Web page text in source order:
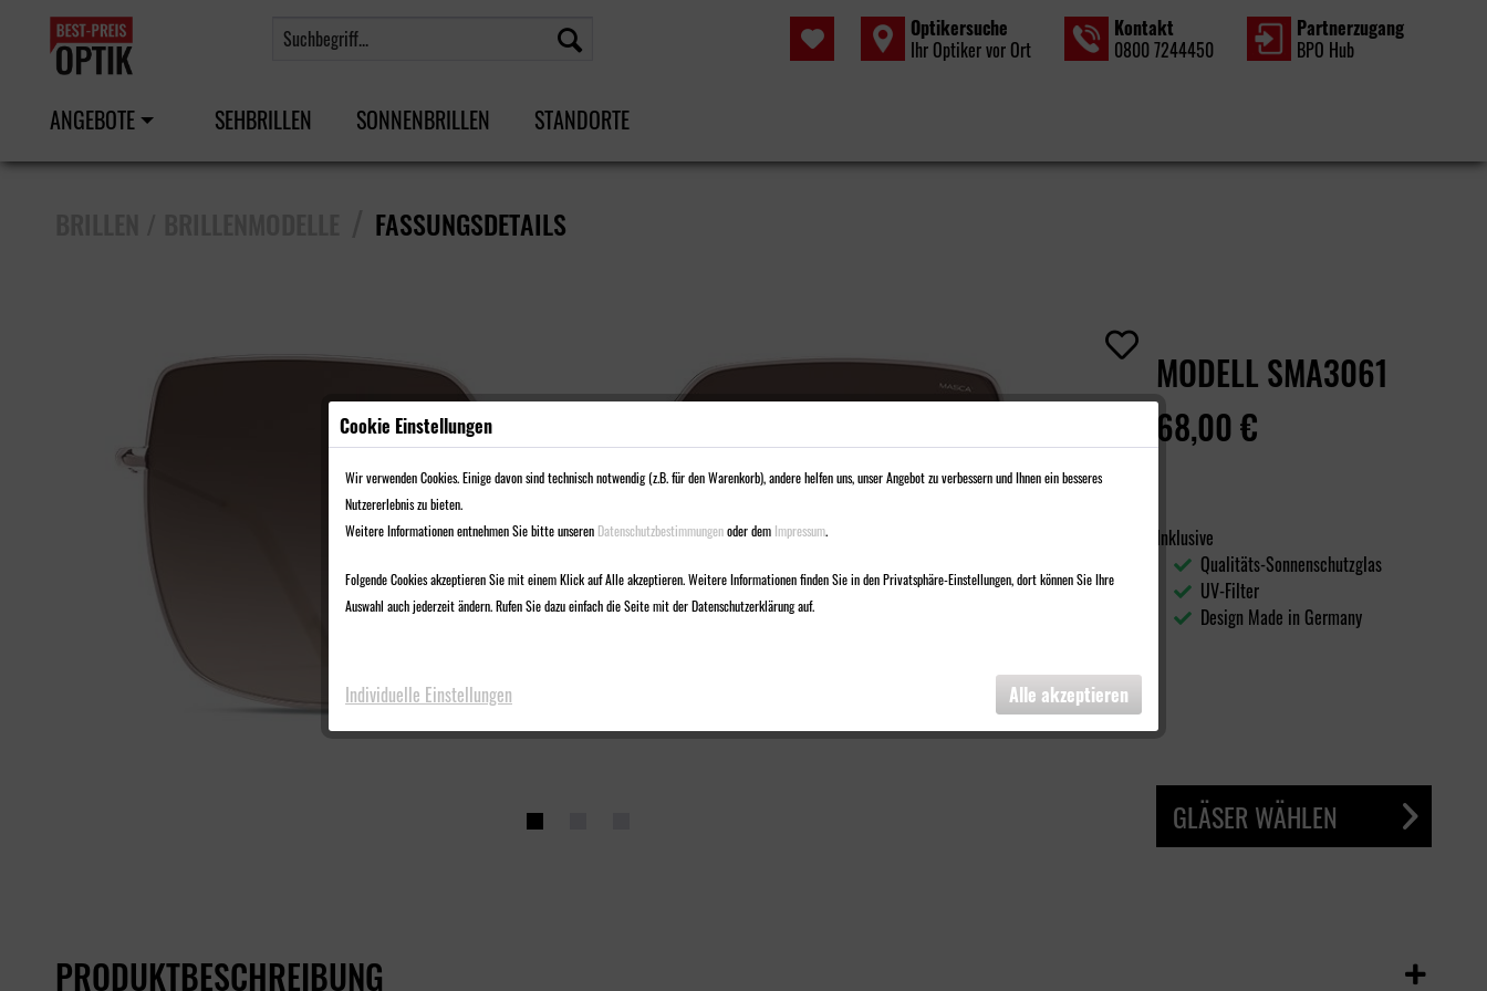
Optikersuche
Ihr Optiker vor Ort
Kontakt
0800 7244450
Partner­zugang
BPO Hub
ANGEBOTE SEHBRILLEN SONNENBRILLEN STANDORTE
FASSUNGSDETAILS
MODELL SMA3061
68,00 €
Inklusive
Qualitäts-Sonnenschutzglas
UV-Filter
Design Made in Germany
GLÄSER WÄHLEN
PRODUKTBESCHREIBUNG
Cookie Einstellungen
Wir verwenden Cookies. Einige davon sind technisch notwendig (z.B. für den Warenkorb), andere helfen uns, unser Angebot zu verbessern und Ihnen ein besseres
Nutzererlebnis zu bieten.
Weitere Informationen entnehmen Sie bitte unseren Datenschutzbestimmungenoder dem Impressum.
Folgende Cookies akzeptieren Sie mit einem Klick auf Alle akzeptieren. Weitere Informationen finden Sie in den Privatsphäre-Einstellungen, dort können Sie Ihre
Auswahl auch jederzeit ändern. Rufen Sie dazu einfach die Seite mit der Datenschutzerklärung auf.
Individuelle Einstellungen Alle akzeptieren